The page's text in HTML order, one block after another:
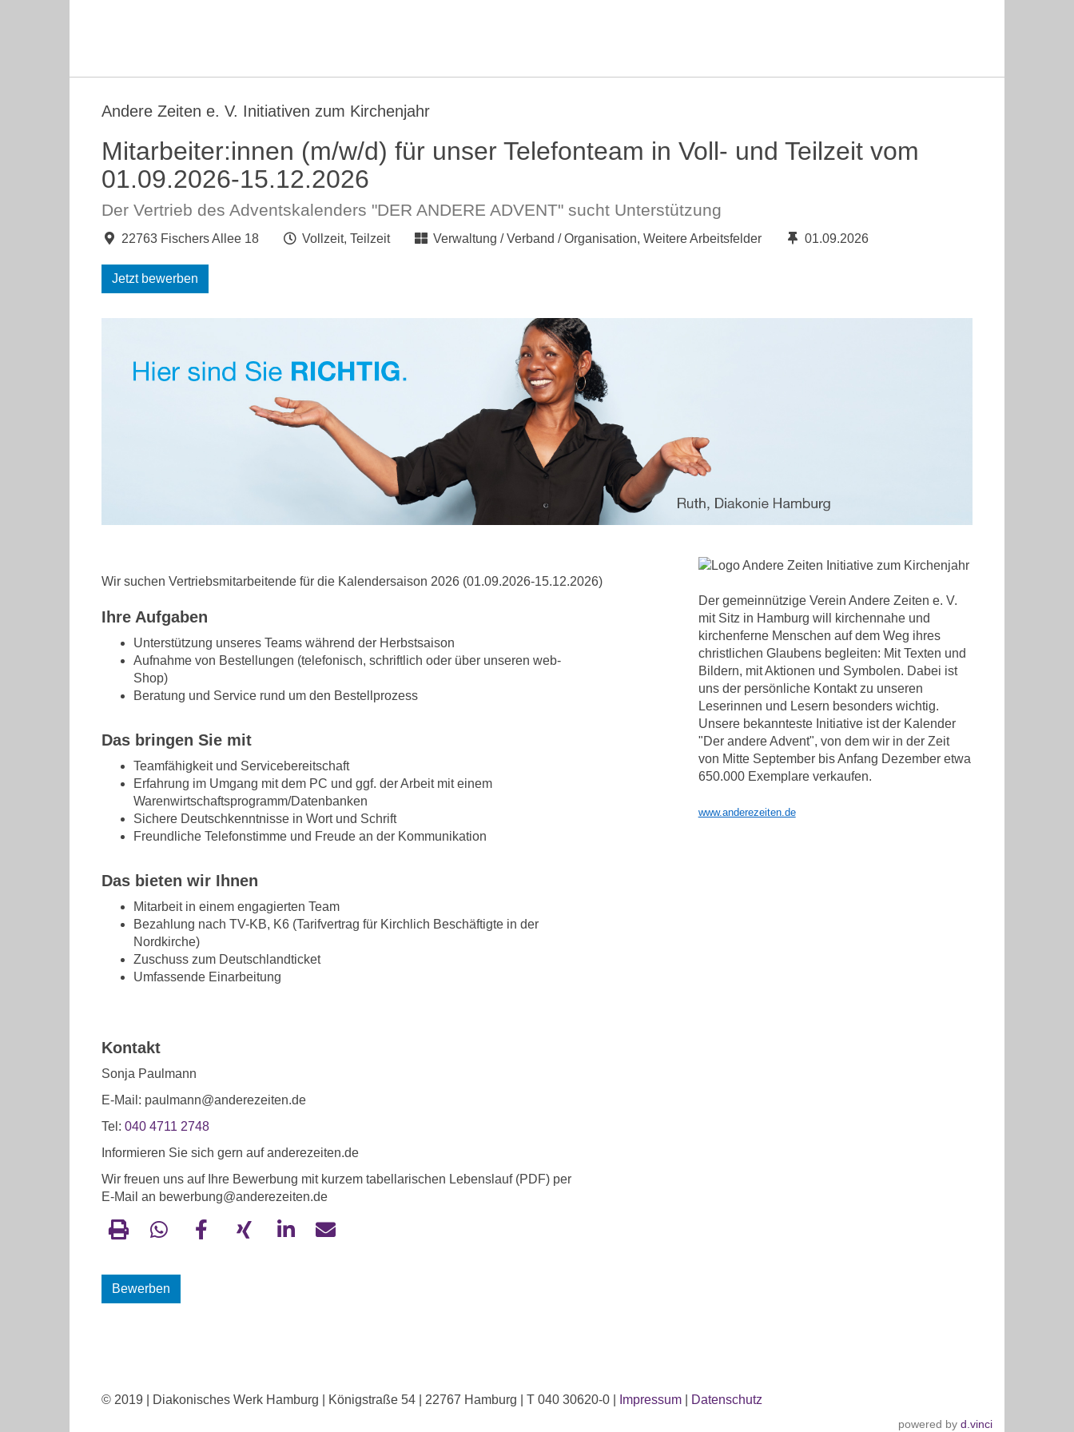
Andere Zeiten e. V. Initiativen zum Kirchenjahr
Mitarbeiter:innen (m/w/d) für unser Telefonteam in Voll- und Teilzeit vom
01.09.2026-15.12.2026
Der Vertrieb des Adventskalenders "DER ANDERE ADVENT" sucht Unterstützung
22763 Fischers Allee 18 Vollzeit, Teilzeit Verwaltung / Verband / Organisation, Weitere Arbeitsfelder 01.09.2026
Jetzt bewerben
Wir suchen Vertriebsmitarbeitende für die Kalendersaison 2026 (01.09.2026-15.12.2026)
Ihre Aufgaben
Unterstützung unseres Teams während der Herbstsaison
Aufnahme von Bestellungen (telefonisch, schriftlich oder über unseren web-
Shop)
Beratung und Service rund um den Bestellprozess
Das bringen Sie mit
Teamfähigkeit und Servicebereitschaft
Erfahrung im Umgang mit dem PC und ggf. der Arbeit mit einem
Warenwirtschaftsprogramm/Datenbanken
Sichere Deutschkenntnisse in Wort und Schrift
Freundliche Telefonstimme und Freude an der Kommunikation
Das bieten wir Ihnen
Mitarbeit in einem engagierten Team
Bezahlung nach TV-KB, K6 (Tarifvertrag für Kirchlich Beschäftigte in der
Nordkirche)
Zuschuss zum Deutschlandticket
Umfassende Einarbeitung
Kontakt
Sonja Paulmann
E-Mail: paulmann@anderezeiten.de
Tel: 040 4711 2748
Informieren Sie sich gern auf anderezeiten.de
Wir freuen uns auf Ihre Bewerbung mit kurzem tabellarischen Lebenslauf (PDF) per
E-Mail an bewerbung@anderezeiten.de
Der gemeinnützige Verein Andere Zeiten e. V.
mit Sitz in Hamburg will kirchennahe und
kirchenferne Menschen auf dem Weg ihres
christlichen Glaubens begleiten: Mit Texten und
Bildern, mit Aktionen und Symbolen. Dabei ist
uns der persönliche Kontakt zu unseren
Leserinnen und Lesern besonders wichtig.
Unsere bekannteste Initiative ist der Kalender
"Der andere Advent", von dem wir in der Zeit
von Mitte September bis Anfang Dezember etwa
650.000 Exemplare verkaufen.
www.anderezeiten.de
Bewerben
© 2019 | Diakonisches Werk Hamburg | Königstraße 54 | 22767 Hamburg | T 040 30620-0 | Impressum Datenschutz
powered by d.vinci